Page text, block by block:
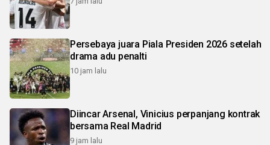
Persebaya juara Piala Presiden 2026 setelah
drama adu penalti
10 jam lalu
Diincar Arsenal, Vinicius perpanjang kontrak
bersama Real Madrid
9 jam lalu